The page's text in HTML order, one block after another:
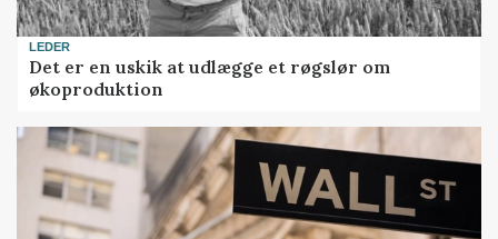
LEDER
Det er en uskik at udlægge et røgslør om
økoproduktion